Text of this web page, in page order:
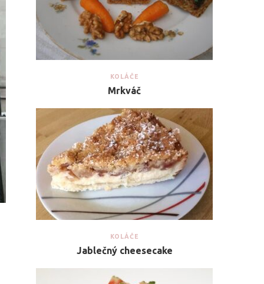
KOLÁČE
Mrkváč
KOLÁČE
Jablečný cheesecake